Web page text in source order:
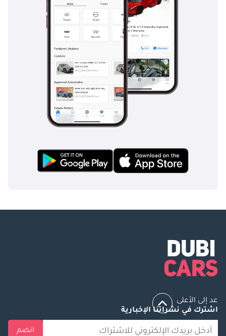
عد إلى الأعلى
اشترك في نشراتنا الإخبارية
انضم